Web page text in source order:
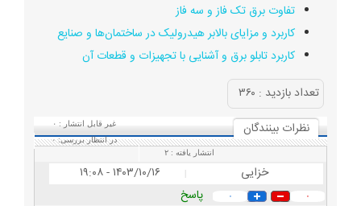
تفاوت برق تک فاز و سه‌ فاز
کاربرد و مزایای بالابر هیدرولیک در ساختمان‌ها و صنایع
کاربرد تابلو برق و آشنایی با تجهیزات و قطعات آن
تعداد بازديد : ۳۶۰
نظرات بينندگان
غیر قابل انتشار : ۰
در انتظار بررسی:۰
انتشار یافته :۲
خزایی | ۱۴۰۳/۱۰/۱۶ - ۱۹:۰۸
۰ ۰
پاسخ